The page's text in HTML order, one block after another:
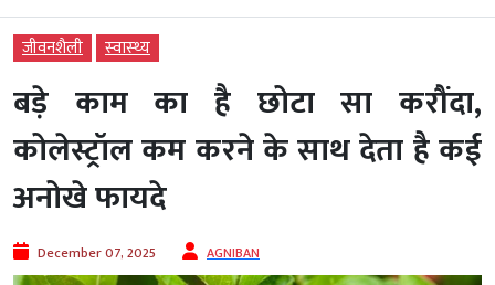
जीवनशैली स्‍वास्‍थ्‍य
बड़े काम का है छोटा सा करौंदा,
कोलेस्ट्रॉल कम करने के साथ देता है कई
अनोखे फायदे
December 07, 2025 AGNIBAN